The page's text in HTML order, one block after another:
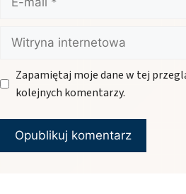
mail
Witryna
internetowa
Zapamiętaj moje dane w tej
kolejnych komentarzy.